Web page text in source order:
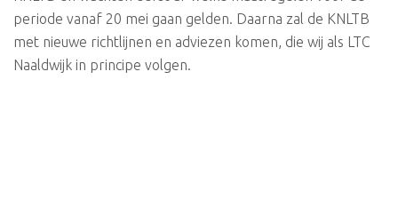
periode vanaf 20 mei gaan gelden. Daarna zal de KNLTB
met nieuwe richtlijnen en adviezen komen, die wij als LTC
Naaldwijk in principe volgen.